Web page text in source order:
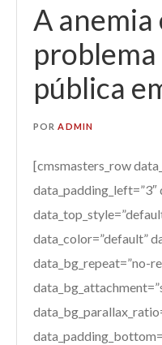
A anemia
problema
pública
PORADMIN
[cmsmasters_row
data_padding_left=”3″
data_color=”default”
data_bg_repeat=”no-